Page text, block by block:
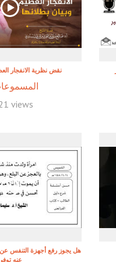
نقض نظرية الانفجار
views
هل يجوز رفع أجهزة التنفس
عنه